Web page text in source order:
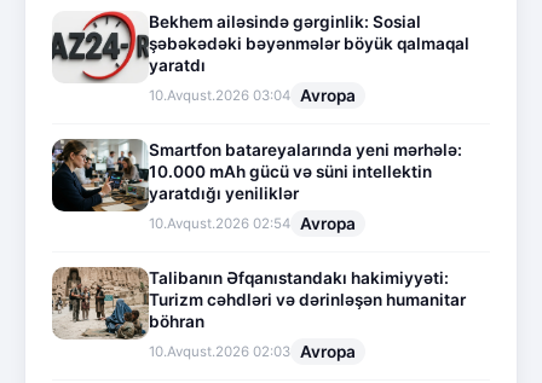
Bekhem ailəsində gərginlik: Sosial
şəbəkədəki bəyənmələr böyük qalmaqal
yaratdı
10.Avqust.2026 03:04 Avropa
Smartfon batareyalarında yeni mərhələ:
10.000 mAh gücü və süni intellektin
yaratdığı yeniliklər
10.Avqust.2026 02:54 Avropa
Talibanın Əfqanıstandakı hakimiyyəti:
Turizm cəhdləri və dərinləşən humanitar
böhran
10.Avqust.2026 02:03 Avropa